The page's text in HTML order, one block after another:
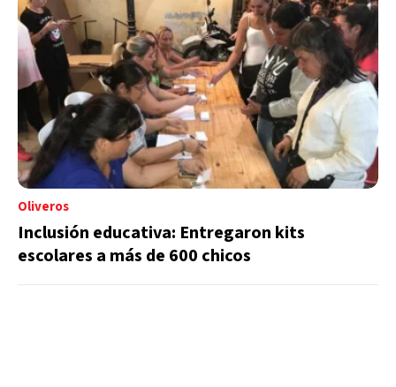
Oliveros
Inclusión educativa: Entregaron kits
escolares a más de 600 chicos